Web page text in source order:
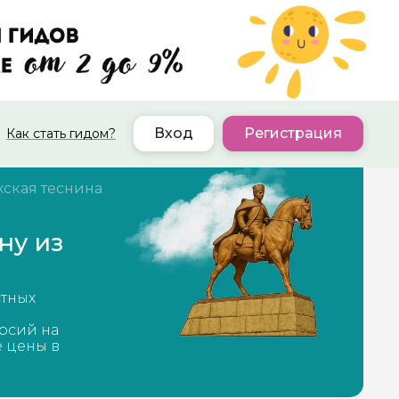
Как стать гидом? Вход Регистрация
теснина
из
на
цены в